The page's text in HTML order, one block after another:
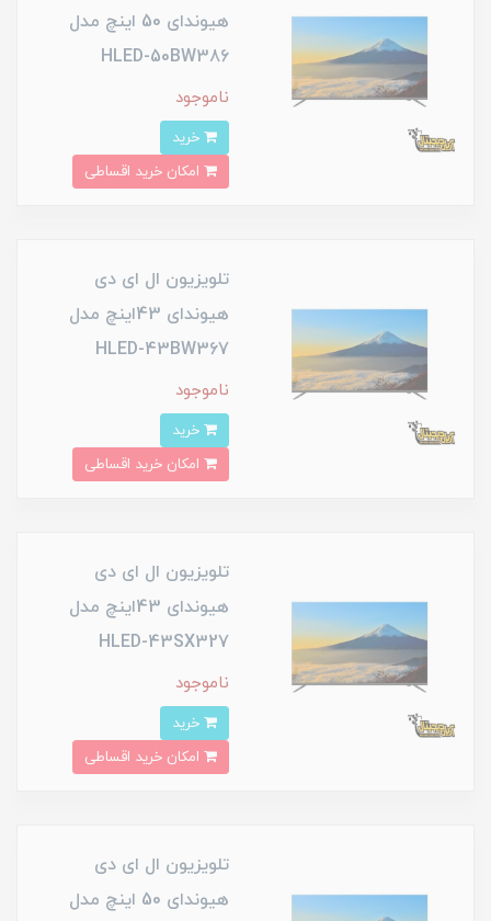
هیوندای 50 اینچ مدل
HLED-50BW386
ناموجود
تلویزیون ال ای دی
هیوندای 43اینچ مدل
HLED-43BW367
ناموجود
تلویزیون ال ای دی
هیوندای 43اینچ مدل
HLED-43SX327
ناموجود
تلویزیون ال ای دی
هیوندای 50 اینچ مدل